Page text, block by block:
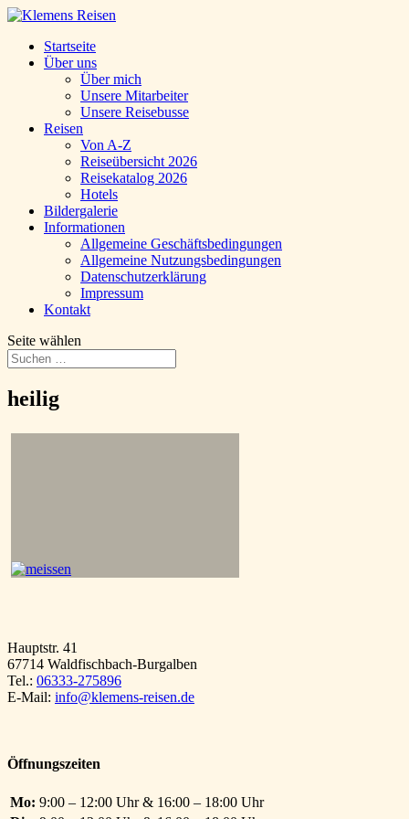
Startseite
Über uns
Über mich
Unsere Mitarbeiter
Unsere Reisebusse
Reisen
Von A-Z
Reiseübersicht 2026
Reisekatalog 2026
Hotels
Bildergalerie
Informationen
Allgemeine Geschäftsbedingungen
Allgemeine Nutzungsbedingungen
Datenschutzerklärung
Impressum
Kontakt
Seite wählen
heilig
Hauptstr. 41
67714 Waldfischbach-Burgalben
Tel.: 06333-275896
E-Mail: info@klemens-reisen.de
Öffnungszeiten
Mo: 9:00 – 12:00 Uhr & 16:00 – 18:00 Uhr